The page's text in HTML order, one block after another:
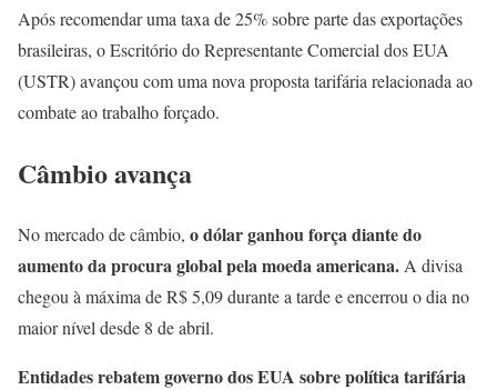
Após recomendar uma taxa de 25% sobre parte das exportações
brasileiras, o Escritório do Representante Comercial dos EUA
(USTR) avançou com uma nova proposta tarifária relacionada ao
combate ao trabalho forçado.
Câmbio avança
No mercado de câmbio, o dólar ganhou força diante do
aumento da procura global pela moeda americana. A divisa
chegou à máxima de R$ 5,09 durante a tarde e encerrou o dia no
maior nível desde 8 de abril.
Entidades rebatem governo dos EUA sobre política tarifária